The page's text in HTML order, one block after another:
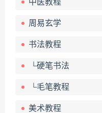
中医教程
周易玄学
书法教程
└硬笔书法
└毛笔教程
美术教程